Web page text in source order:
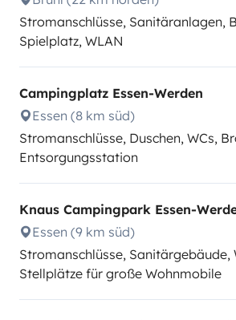
Stromanschlüsse, Sanitäranlagen,
Spielplatz, WLAN
Campingplatz Essen-Werden
Essen (8 km süd)
Stromanschlüsse, Duschen, WCs,
Entsorgungsstation
Knaus Campingpark Essen-
Essen (9 km süd)
Stromanschlüsse, Sanitärgebäude,
Stellplätze für große Wohnmobile